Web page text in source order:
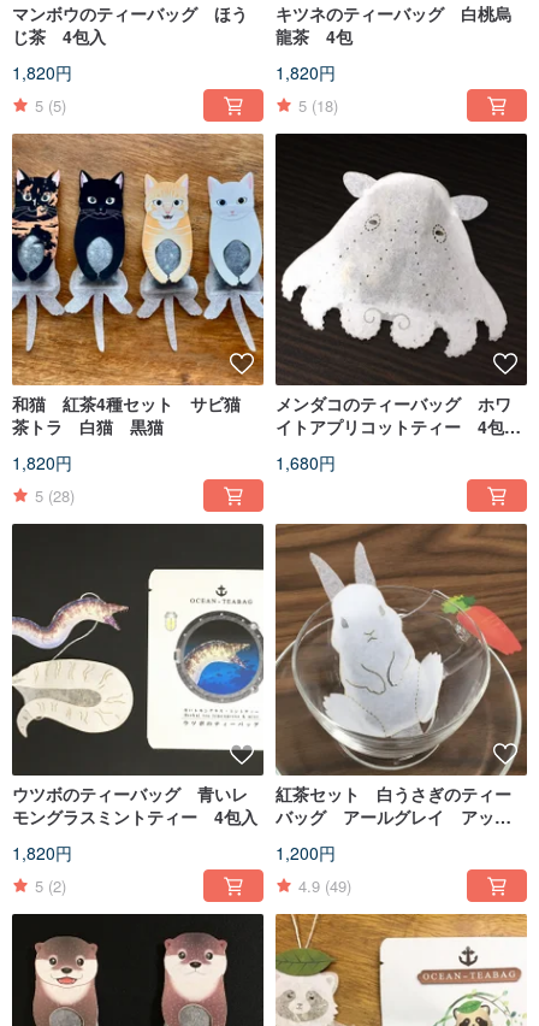
マンボウのティーバッグ ほう
じ茶 4包入
1,820円
5 (5)
キツネのティーバッグ 白桃烏
龍茶 4包
1,820円
5 (18)
和猫 紅茶4種セット サビ猫
茶トラ 白猫 黒猫
1,820円
5 (28)
メンダコのティーバッグ ホワ
イトアプリコットティー 4包入
1,680円
ウツボのティーバッグ 青いレ
モングラスミントティー 4包入
1,820円
5 (2)
紅茶セット 白うさぎのティー
バッグ アールグレイ アップ
ー 3包入
1,200円
4.9 (49)